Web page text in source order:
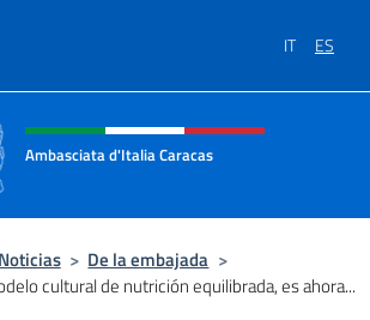
IT ES
del sitio web,
Ambasciata d'Italia Caracas
Noticias > De la embajada >
cultural de nutrición equilibrada, es ahora...